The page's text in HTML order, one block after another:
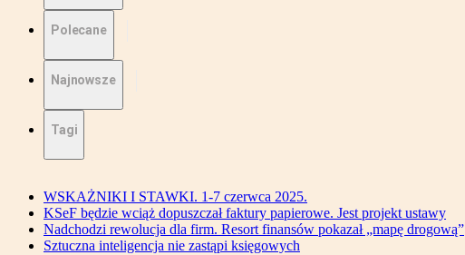
Polecane
Najnowsze
Tagi
WSKAŻNIKI I STAWKI. 1-7 czerwca 2025.
KSeF będzie wciąż dopuszczał faktury papierowe. Jest projekt ustawy
Nadchodzi rewolucja dla firm. Resort finansów pokazał „mapę drogową”
Sztuczna inteligencja nie zastąpi księgowych